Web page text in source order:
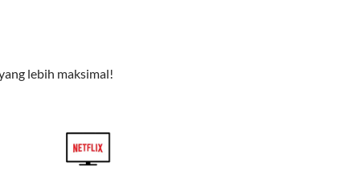
TV), dan telepon rumah. Dengan paket ini, Anda bisa
lebih maksimal!